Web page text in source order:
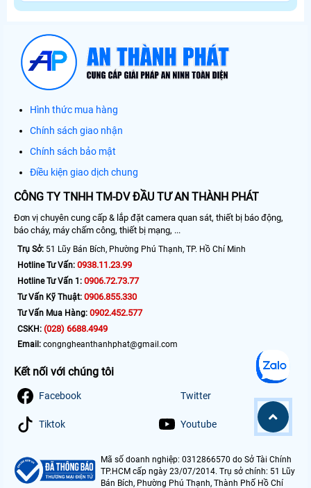
Hình thức mua hàng
Chính sách giao nhận
Chính sách bảo mật
Điều kiện giao dịch chung
CÔNG TY TNHH TM-DV ĐẦU TƯ AN THÀNH PHÁT
Đơn vị chuyên cung cấp & lắp đặt camera quan sát, thiết bị báo động,
báo cháy, máy chấm công, thiết bị mạng, ...
Trụ Sở: 51 Lũy Bán Bích, Phường Phú Thạnh, TP. Hồ Chí Minh
Hotline Tư Vấn: 0938.11.23.99
Hotline Tư Vấn 1: 0906.72.73.77
Tư Vấn Kỹ Thuật: 0906.855.330
Tư Vấn Mua Hàng: 0902.452.577
CSKH: (028) 6688.4949
Email: congngheanthanhphat@gmail.com
Kết nối với chúng tôi
Facebook Twitter
Tiktok Youtube
Mã số doanh nghiệp: 0312866570 do Sở Tài Chính
TP.HCM cấp ngày 23/07/2014. Trụ sở chính: 51 Lũy
Bán Bích, Phường Phú Thạnh, Thành Phố Hồ Chí